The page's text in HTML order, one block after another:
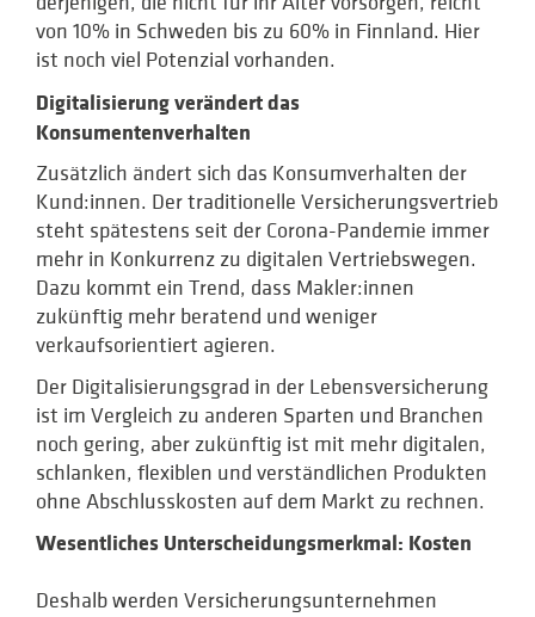
von 10% in Schweden bis zu 60% in Finnland. Hier
ist noch viel Potenzial vorhanden.
Digitalisierung verändert das
Konsumentenverhalten
Zusätzlich ändert sich das Konsumverhalten der
Kund:innen. Der traditionelle Versicherungsvertrieb
steht spätestens seit der Corona-Pandemie immer
mehr in Konkurrenz zu digitalen Vertriebswegen.
Dazu kommt ein Trend, dass Makler:innen
zukünftig mehr beratend und weniger
verkaufsorientiert agieren.
Der Digitalisierungsgrad in der Lebensversicherung
ist im Vergleich zu anderen Sparten und Branchen
noch gering, aber zukünftig ist mit mehr digitalen,
schlanken, flexiblen und verständlichen Produkten
ohne Abschlusskosten auf dem Markt zu rechnen.
Wesentliches Unterscheidungsmerkmal: Kosten
Deshalb werden Versicherungsunternehmen